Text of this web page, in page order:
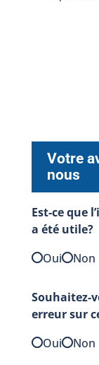
Votre
nous
Est-ce que
a été utile?
Oui
Non
Souhaitez-
erreur sur
Oui
Non